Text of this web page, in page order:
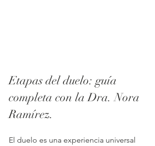
Etapas del duelo: guía
completa con la Dra. Nora
Ramírez.
El duelo es una experiencia universal